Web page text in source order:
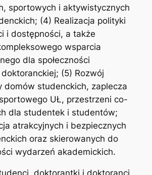
sportowych i aktywistycznych
(4) Realizacja polityki
i dostępności, a także
wsparcia
dla społeczności
(5) Rozwój
domów studenckich, zaplecza
UŁ, przestrzeni co-
dla studentek i studentów;
atrakcyjnych i bezpiecznych
oraz skierowanych do
wydarzeń akademickich.
doktorantki i doktoranci